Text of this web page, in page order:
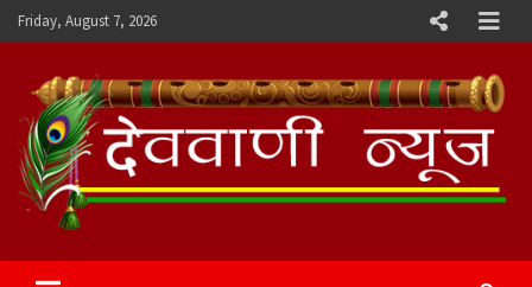
Skip
to
Friday, August 7, 2026
Devvani News Portal